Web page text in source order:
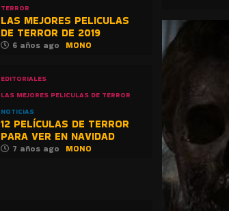
TERROR
LAS MEJORES PELICULAS
DE TERROR DE 2019
6 años ago MONO
EDITORIALES
LAS MEJORES PELICULAS DE TERROR
NOTICIAS
12 PELÍCULAS DE TERROR
PARA VER EN NAVIDAD
7 años ago MONO